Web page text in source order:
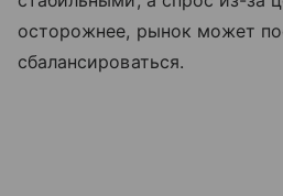
осторожнее, рынок может
сбалансироваться.